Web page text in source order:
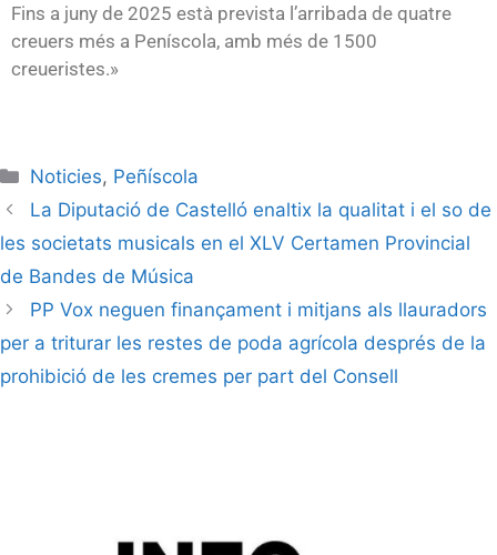
Fins a juny de 2025 està prevista l’arribada de quatre
creuers més a Peníscola, amb més de 1500
creueristes.»
Noticies, Peñíscola
La Diputació de Castelló enaltix la qualitat i el so de
les societats musicals en el XLV Certamen Provincial
de Bandes de Música
PP Vox neguen finançament i mitjans als llauradors
per a triturar les restes de poda agrícola després de la
prohibició de les cremes per part del Consell